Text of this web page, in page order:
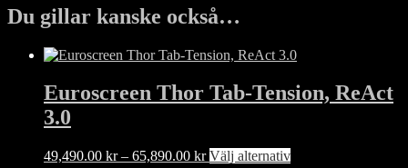
Du gillar kanske också…
Euroscreen Thor Tab-Tension, ReAct
3.0
49,490.00 kr – 65,890.00 krPrisintervall:
Välj alternativDen